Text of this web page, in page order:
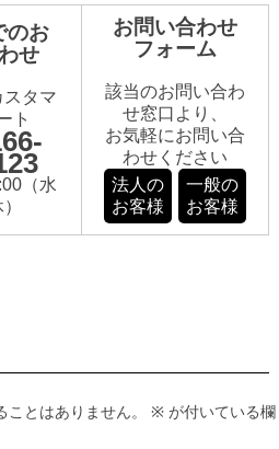
のお
せ
スタマ
ト
（水
お問い合わせ
フォーム
該当のお問い合わ
せ窓口より、
お気軽にお問い合
わせください
法人の
お客様
一般の
お客様
とはありません。 ※が付いている欄